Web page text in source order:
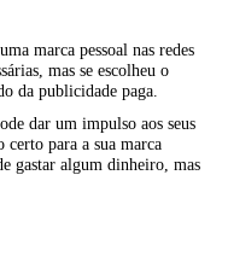
marca pessoal nas redes
mas se escolheu o
da publicidade paga.
dar um impulso aos seus
para a sua marca
gastar algum dinheiro, mas